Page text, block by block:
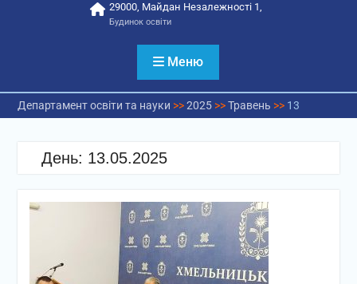
29000, Майдан Незалежності 1,
Будинок освіти
Меню
Департамент освіти та науки >>2025>>Травень >> 13
День: 13.05.2025